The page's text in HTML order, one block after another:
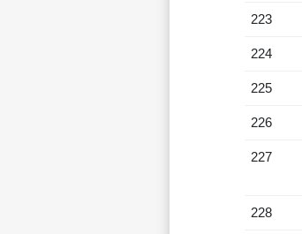
223
224
225
226
227
228